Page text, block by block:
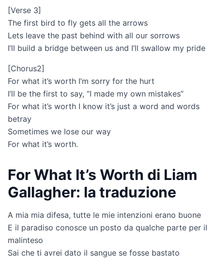
[Verse 3]
The first bird to fly gets all the arrows
Lets leave the past behind with all our sorrows
I’ll build a bridge between us and I’ll swallow my pride
[Chorus2]
For what it’s worth I’m sorry for the hurt
I’ll be the first to say, “I made my own mistakes”
For what it’s worth I know it’s just a word and words
betray
Sometimes we lose our way
For what it’s worth.
For What It’s Worth di Liam
Gallagher: la traduzione
A mia mia difesa, tutte le mie intenzioni erano buone
E il paradiso conosce un posto da qualche parte per il
malinteso
Sai che ti avrei dato il sangue se fosse bastato